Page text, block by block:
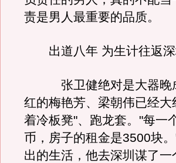
责是男人最重要的品质。
出道八年 为生计往返深
张卫健绝对是大器晚成
红的梅艳芳、梁朝伟已经
着冷板凳"、跑龙套。"每一
币，房子的租金是3500块
出的生活，他去深圳谋了